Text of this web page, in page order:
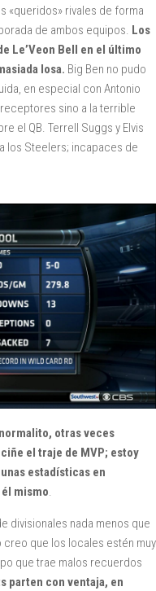
«queridos» rivales de forma
de ambos equipos. Los
Le’Veon Bell en el último
losa. Big Ben no pudo
en especial con Antonio
sino a la terrible
el QB. Terrell Suggs y Elvis
los Steelers; incapaces de
otras veces
el traje de MVP; estoy
estadísticas en
mismo.
divisionales nada menos que
creo que los locales estén muy
que trae malos recuerdos
parten con ventaja, en